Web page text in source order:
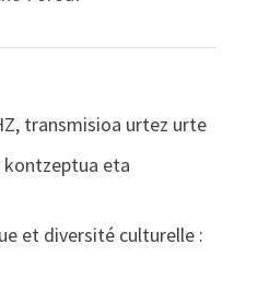
transmisioa urtez urte
kontzeptua eta
et diversité culturelle :